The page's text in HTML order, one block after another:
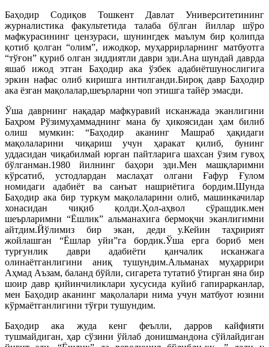
Баҳодир Содиқов Тошкент Давлат Университетининг
журналистика факультетида талаба бўлган йиллар шўро
мафкурасининг цензураси, шунингдек маълум бир қолипда
қотиб қолган “олим”, ижодкор, муҳаррирларнинг матбуотга
“тўғон” қуриб олган зиддиятли даври эди.Ана шундай даврда
яшаб ижод этган Баҳодир ака ўзбек адабиётшунослигига
эркин нафас олиб киришга интилганди.Бироқ давр Баҳодир
ака ёзган мақолалар,шеърларни чоп этишга тайёр эмасди.
Ўша даврнинг нақадар мафкуравий исканжада эканлигини
Баҳром Рўзимуҳаммаднинг мана бу ҳикоясидан ҳам билиб
олиш мумкин: “Баҳодир аканинг Машраб ҳақидаги
мақолаларини чиқариш учун ҳаракат қилиб, бунинг
уддасидан чиқабилмай юрган пайтларига шахсан ўзим гувоҳ
бўлганман.1980 йилнинг баҳори эди.Мен машқларимни
кўрсатиб, устодлардан маслаҳат олгани Ғафур Ғулом
номидаги адабиёт ва санъат нашриётига бордим.Шунда
Баҳодир ака бир туркум мақолаларини олиб, машинкачилар
хонасидан чиқиб қолди.Ҳол-аҳвол сўрашдик.мен
шеърларимни “Ёшлик” альманахига бермоқчи эканлигимни
айтдим.Йўлимиз бир экан, деди у.Кейин таҳририят
жойлашган “Ёшлар уйи”га бордик.Ўша ерга бориб мен
турғунлик даври адабиёти қанчалик исканжага
олинаётганлигини аниқ тушундим.Альманах муҳаррири
Аҳмад Аъзам, баланд бўйли, сигарета тутатиб ўтирган яна бир
шоир давр қийинчиликлари хусусида куйиб гапирарканлар,
мен Баҳодир аканинг мақолалари нима учун матбуот юзини
кўрмаётганлигини тўғри тушундим.
Баҳодир ака жуда кенг феълли, дарров кайфияти
тушмайдиган, ҳар сўзини ўйлаб донишмандона сўйлайдиган